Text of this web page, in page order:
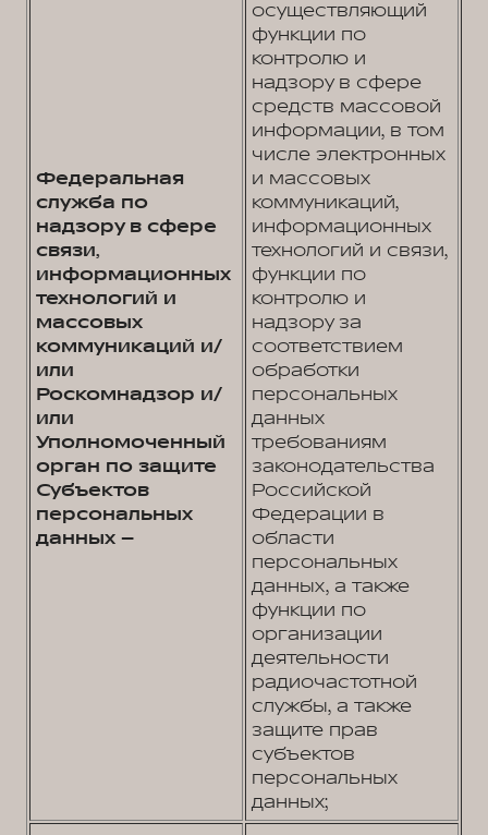
Федеральная
служба по
надзору в сфере
связи,
информационных
технологий и
массовых
коммуникаций и/
или
Роскомнадзор и/
или
Уполномоченный
орган по защите
Субъектов
персональных
данных –
осуществляющий
функции по
контролю и
надзору в сфере
средств массовой
информации, в том
числе электронных
и массовых
коммуникаций,
информационных
технологий и связи,
функции по
контролю и
надзору за
соответствием
обработки
персональных
данных
требованиям
законодательства
Российской
Федерации в
области
персональных
данных, а также
функции по
организации
деятельности
радиочастотной
службы, а также
защите прав
субъектов
персональных
данных;